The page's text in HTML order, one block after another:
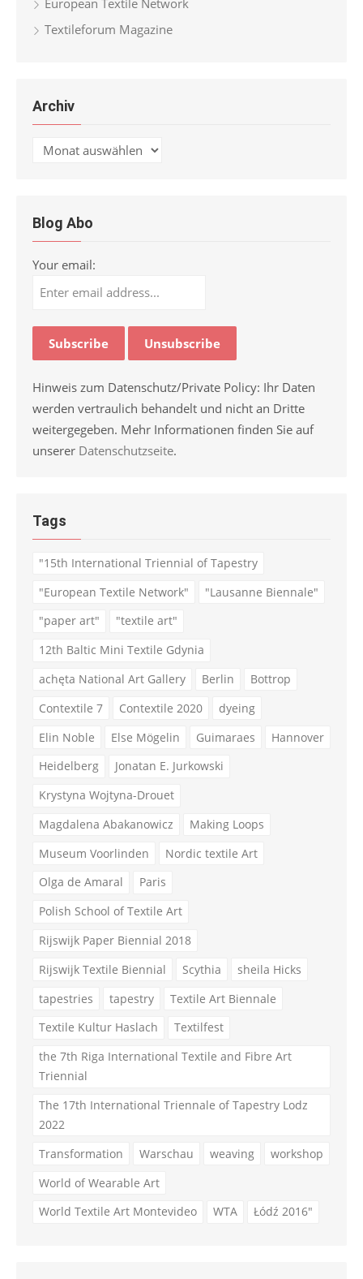
European Textile Network
Textileforum Magazine
Archiv
Archiv
Blog Abo
Your email:
Hinweis zum Datenschutz/Private Policy: Ihr Daten
werden vertraulich behandelt und nicht an Dritte
weitergegeben. Mehr Informationen finden Sie auf
unserer Datenschutzseite.
Tags
"15th International Triennial of Tapestry
"European Textile Network"
"Lausanne Biennale"
"paper art"
"textile art"
12th Baltic Mini Textile Gdynia
achęta National Art Gallery
Berlin
Bottrop
Contextile 7
Contextile 2020
dyeing
Elin Noble
Else Mögelin Guimaraes
Hannover
Heidelberg
Jonatan E. Jurkowski
Krystyna Wojtyna-Drouet
Magdalena Abakanowicz
Making Loops
Museum Voorlinden
Nordic textile Art
Olga de Amaral
Paris
Polish School of Textile Art
Rijswijk Paper Biennial 2018
Rijswijk Textile Biennial
Scythia
sheila Hicks
tapestries
tapestry
Textile Art Biennale
Textile Kultur Haslach
Textilfest
the 7th Riga International Textile and Fibre Art
Triennial
The 17th International Triennale of Tapestry Lodz
2022
Transformation
Warschau weaving
workshop
World of Wearable Art
World Textile Art Montevideo
WTA Łódź 2016"